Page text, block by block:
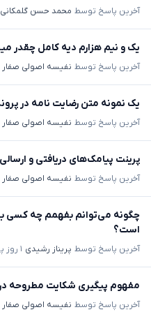
آخرین پاسخ توسط محمد حسن گلمکانی
یک و نیم هزارم دیه کامل چقدر
آخرین پاسخ توسط نفیسه اصولی صفار
یک نمونه متن رضایت نامه در
آخرین پاسخ توسط نفیسه اصولی صفار
پرینت پیامک‌های دریافتی و
آخرین پاسخ توسط نفیسه اصولی صفار
چگونه می‌توانم بفهمم چه کسی
است؟
آخرین پاسخ توسط پریناز رشیدی ۱ روز پیش
مفهوم پیگیری شکایت مطروحه
آخرین پاسخ توسط نفیسه اصولی صفار